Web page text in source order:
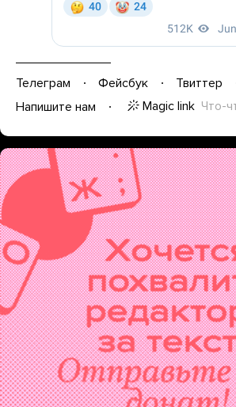
Телеграм Фейсбук Твиттер
Напишите нам
Magic link Что-